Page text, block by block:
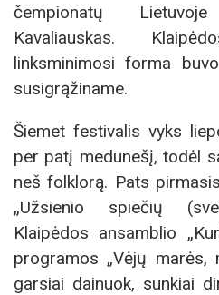
čempionatų
Kavaliauskas.
linksminimosi forma
susigrąžiname.
Šiemet festivalis vyks
per patį medunešį, todėl
neš folklorą. Pats
„Užsienio spiečių
Klaipėdos ansamblio
programos „Vėjų marės,
garsiai dainuok, sunkiai